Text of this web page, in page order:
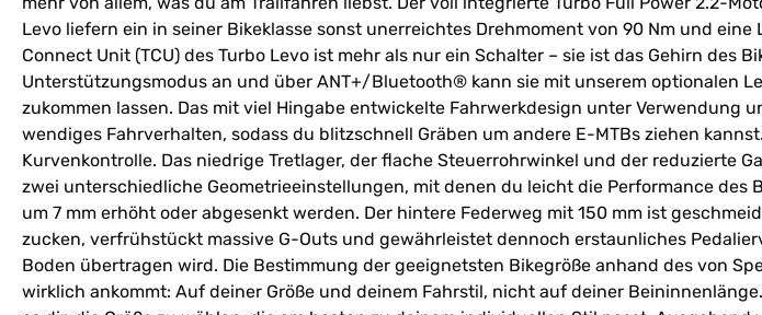
Levo liefern ein in seiner Bikeklasse sonst unerreichtes Drehmoment von 90 Nm und
Connect Unit (TCU) des Turbo Levo ist mehr als nur ein Schalter – sie ist das Gehirn des
Unterstützungsmodus an und über ANT+/Bluetooth® kann sie mit unserem optionalen
zukommen lassen. Das mit viel Hingabe entwickelte Fahrwerkdesign unter
wendiges Fahrverhalten, sodass du blitzschnell Gräben um andere E-MTBs ziehen
Kurvenkontrolle. Das niedrige Tretlager, der flache Steuerrohrwinkel und der reduzierte
zwei unterschiedliche Geometrieeinstellungen, mit denen du leicht die Performance des
um 7 mm erhöht oder abgesenkt werden. Der hintere Federweg mit 150 mm ist
zucken, verfrühstückt massive G-Outs und gewährleistet dennoch erstaunliches
Boden übertragen wird. Die Bestimmung der geeignetsten Bikegröße anhand des von
wirklich ankommt: Auf deiner Größe und deinem Fahrstil, nicht auf deiner